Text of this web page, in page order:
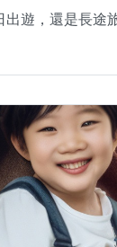
遊，還是長